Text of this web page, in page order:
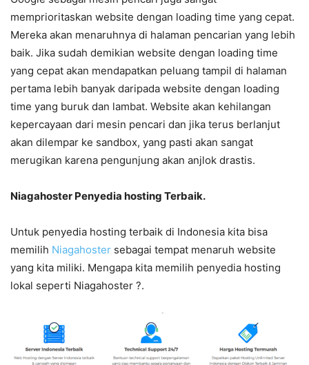
memprioritaskan website dengan loading time yang cepat.
Mereka akan menaruhnya di halaman pencarian yang lebih
baik. Jika sudah demikian website dengan loading time
yang cepat akan mendapatkan peluang tampil di halaman
pertama lebih banyak daripada website dengan loading
time yang buruk dan lambat. Website akan kehilangan
kepercayaan dari mesin pencari dan jika terus berlanjut
akan dilempar ke sandbox, yang pasti akan sangat
merugikan karena pengunjung akan anjlok drastis.
Niagahoster Penyedia hosting Terbaik.
Untuk penyedia hosting terbaik di Indonesia kita bisa
memilih Niagahoster sebagai tempat menaruh website
yang kita miliki. Mengapa kita memilih penyedia hosting
lokal seperti Niagahoster ?.